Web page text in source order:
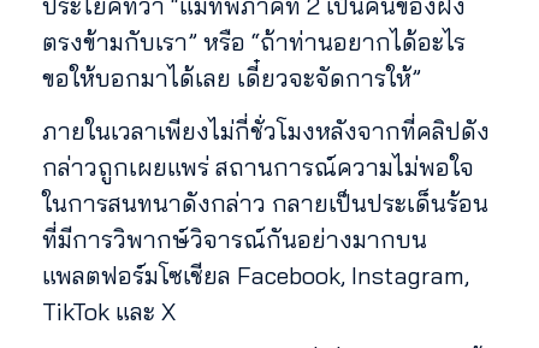
ตรงข้ามกับเรา” หรือ “ถ้าท่านอยากได้อะไร
ขอให้บอกมาได้เลย เดี๋ยวจะจัดการให้”
ภายในเวลาเพียงไม่กี่ชั่วโมงหลังจากที่คลิปดัง
กล่าวถูกเผยแพร่ สถานการณ์ความไม่พอใจ
ในการสนทนาดังกล่าว กลายเป็นประเด็นร้อน
ที่มีการวิพากษ์วิจารณ์กันอย่างมากบน
แพลตฟอร์มโซเชียล Facebook, Instagram,
TikTok และ X